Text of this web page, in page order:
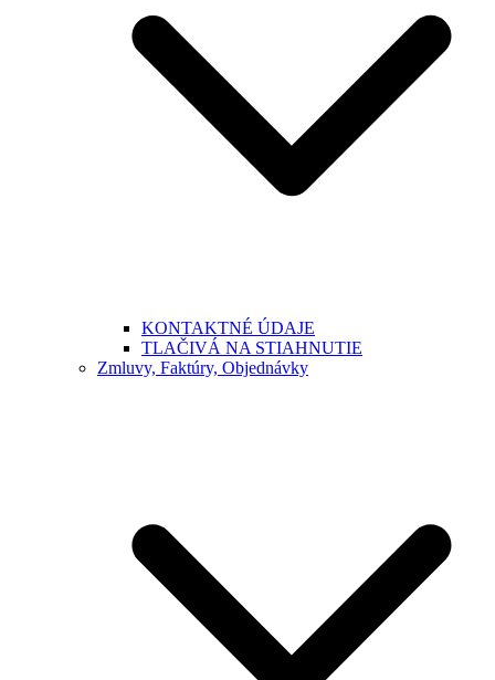
KONTAKTNÉ ÚDAJE
TLAČIVÁ NA STIAHNUTIE
Zmluvy, Faktúry, Objednávky